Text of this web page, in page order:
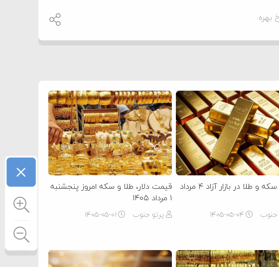
بهره
قیمت سکه و طلا در بازار آزاد ۴ مرداد
جنوب ۱۴۰۵-۰۵-۰۴
قیمت دلار، طلا و سکه امروز پنجشنبه
۱ مرداد ۱۴۰۵
پرتو جنوب ۱۴۰۵-۰۵-۰۱
×